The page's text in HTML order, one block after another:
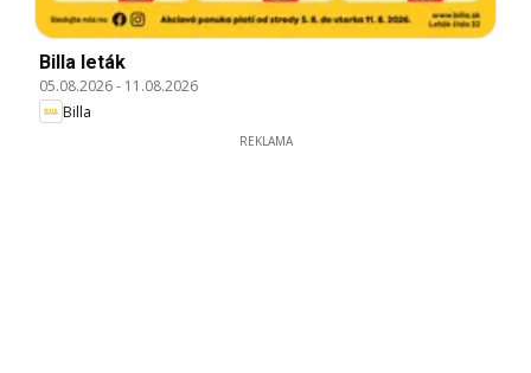
Billa leták
05.08.2026- 11.08.2026
Billa
REKLAMA